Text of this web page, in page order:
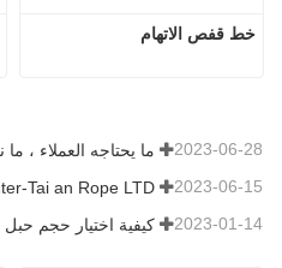
خط قفص الاتهام
2023-06-28
2023-06-15
2023-01-14